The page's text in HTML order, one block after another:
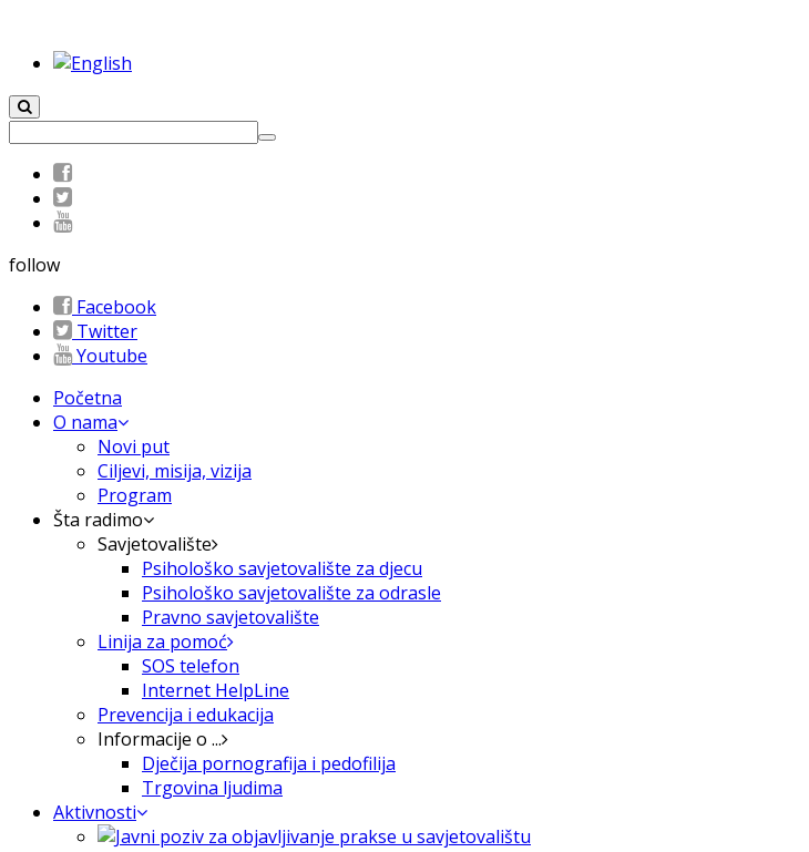
follow
Facebook
Twitter
Youtube
Početna
O nama
Novi put
Ciljevi, misija, vizija
Program
Šta radimo
Savjetovalište
Psihološko savjetovalište za djecu
Psihološko savjetovalište za odrasle
Pravno savjetovalište
Linija za pomoć
SOS telefon
Internet HelpLine
Prevencija i edukacija
Informacije o ...
Dječija pornografija i pedofilija
Trgovina ljudima
Aktivnosti